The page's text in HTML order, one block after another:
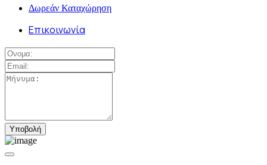
Δωρεάν Καταχώρηση
Επικοινωνία